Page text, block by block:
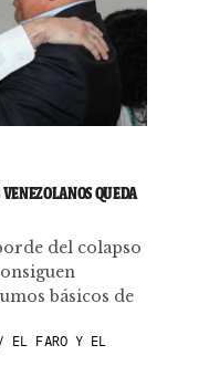
QUEDA
del colapso
básicos de
EL FARO Y EL